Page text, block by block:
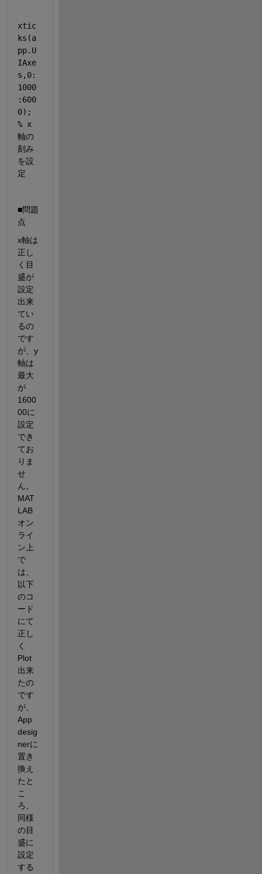
xtic
ks(a
pp.U
IAxe
s,0:
1000
:600
% x
軸の
刻み
を設
定
■問題
点
x軸は
正し
く目
盛が
設定
出来
てい
るの
です
が、y
軸は
最大
が
1600
00に
設定
でき
てお
りま
せ
ん。
MAT
LAB
オン
ライ
ン上
で
は、
以下
のコ
ード
にて
正し
く
Plot
出来
たの
です
が、
App
desig
nerに
置き
換え
たと
こ
ろ、
同様
の目
盛に
設定
する